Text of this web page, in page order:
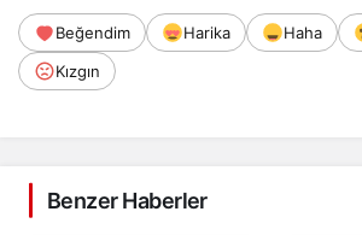
Beğendim Harika Haha
Kızgın
Benzer Haberler